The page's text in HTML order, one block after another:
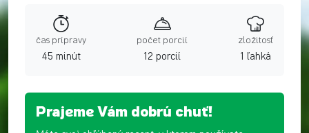
čas prípravy
45 minút
počet porcií
12 porcií
zložitosť
1 ľahká
Prajeme Vám dobrú chuť!